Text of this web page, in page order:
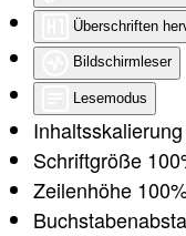
Überschriften
Bildschirmleser
Lesemodus
Inhaltsskalierung
Schriftgröße 100
Zeilenhöhe 100